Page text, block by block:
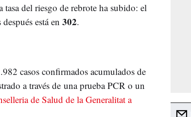
del riesgo de rebrote ha subido: el
está en 302.
casos confirmados acumulados de
a través de una prueba PCR o un
de Salud de la Generalitat a